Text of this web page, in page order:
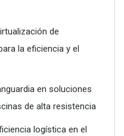
de servidores
y el crecimiento
de
la eficiencia y el
en soluciones
de alta resistencia
logística en el